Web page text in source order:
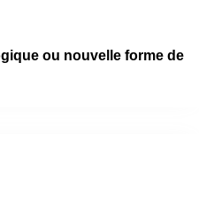
ou nouvelle forme de